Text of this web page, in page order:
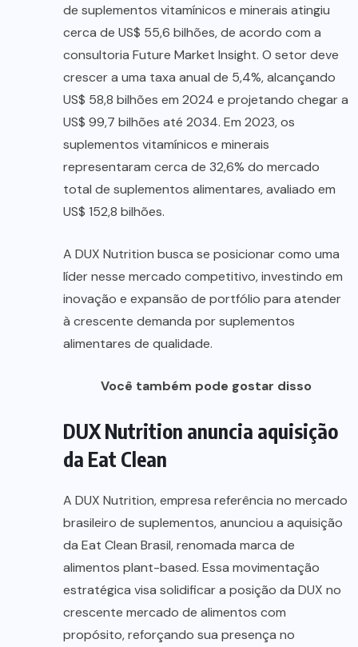
de suplementos vitamínicos e minerais atingiu
cerca de US$ 55,6 bilhões, de acordo com a
consultoria Future Market Insight. O setor deve
crescer a uma taxa anual de 5,4%, alcançando
US$ 58,8 bilhões em 2024 e projetando chegar a
US$ 99,7 bilhões até 2034. Em 2023, os
suplementos vitamínicos e minerais
representaram cerca de 32,6% do mercado
total de suplementos alimentares, avaliado em
US$ 152,8 bilhões.
A DUX Nutrition busca se posicionar como uma
líder nesse mercado competitivo, investindo em
inovação e expansão de portfólio para atender
à crescente demanda por suplementos
alimentares de qualidade.
Você também pode gostar disso
DUX Nutrition anuncia aquisição
da Eat Clean
A DUX Nutrition, empresa referência no mercado
brasileiro de suplementos, anunciou a aquisição
da Eat Clean Brasil, renomada marca de
alimentos plant-based. Essa movimentação
estratégica visa solidificar a posição da DUX no
crescente mercado de alimentos com
propósito, reforçando sua presença no